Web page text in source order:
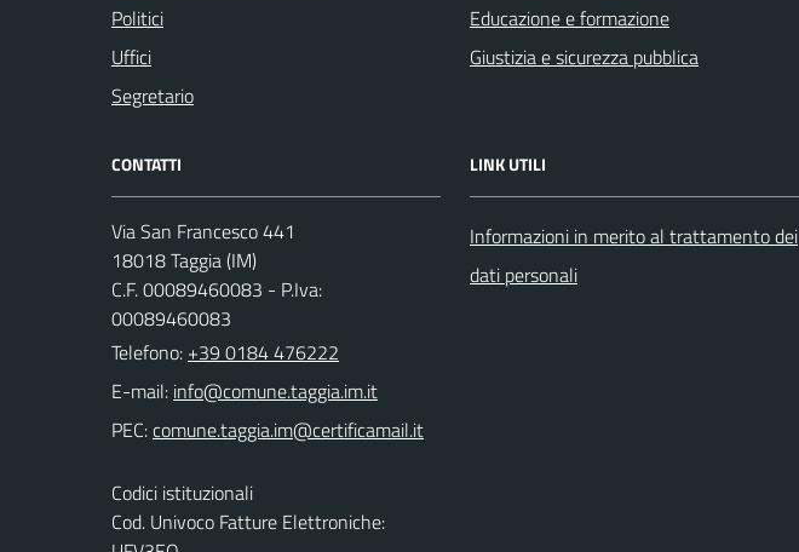
Politici
Uffici
Segretario
Educazione e formazione
Giustizia e sicurezza pubblica
CONTATTI
Via San Francesco 441
18018 Taggia (IM)
C.F. 00089460083 - P.Iva:
00089460083
Telefono: +39 0184 476222
E-mail:
PEC:
Codici istituzionali
Cod. Univoco Fatture Elettroniche:
LINK UTILI
Informazioni in merito al trattamento dei
dati personali